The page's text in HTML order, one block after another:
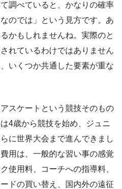
調べていると、かなりの確率
のでは」という見方です。あ
かもしれませんね。実際のと
れているわけではありません
いくつか共通した要素が重な
スケートという競技そのもの
4歳から競技を始め、ジュニ
に世界大会まで進んできまし
用は、一般的な習い事の感覚
使用料、コーチへの指導料、
ドの買い替え、国内外の遠征